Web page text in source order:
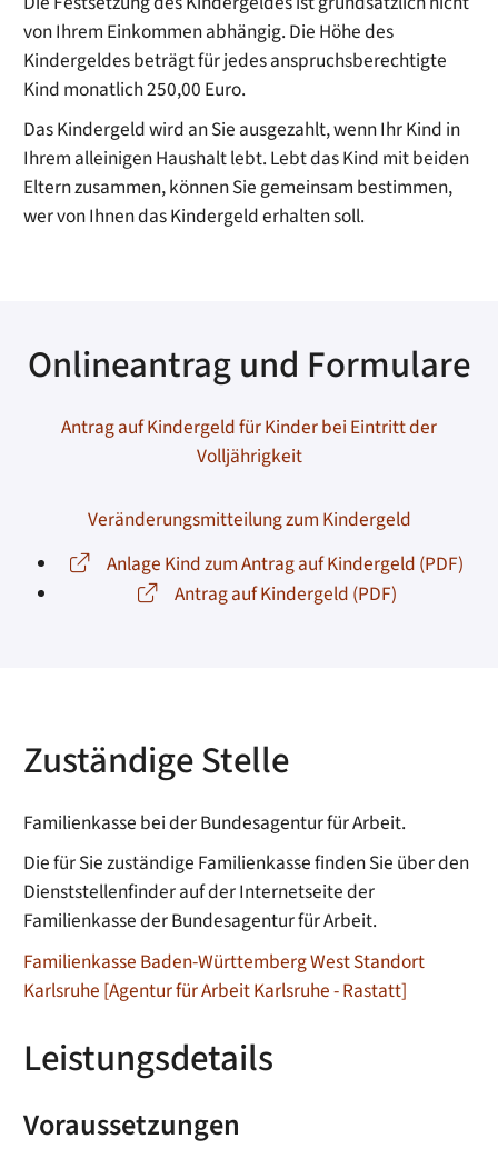
von Ihrem Einkommen abhängig. Die Höhe des
Kindergeldes beträgt für jedes anspruchsberechtigte
Kind monatlich 250,00 Euro.
Das Kindergeld wird an Sie ausgezahlt, wenn Ihr Kind in
Ihrem alleinigen Haushalt lebt. Lebt das Kind mit beiden
Eltern zusammen, können Sie gemeinsam bestimmen,
wer von Ihnen das Kindergeld erhalten soll.
Onlineantrag und Formulare
Antrag auf Kindergeld für Kinder bei Eintritt der
Volljährigkeit
Veränderungsmitteilung zum Kindergeld
Anlage Kind zum Antrag auf Kindergeld (PDF)
Antrag auf Kindergeld (PDF)
Zuständige Stelle
Familienkasse bei der Bundesagentur für Arbeit.
Die für Sie zuständige Familienkasse finden Sie über den
Dienststellenfinder auf der Internetseite der
Familienkasse der Bundesagentur für Arbeit.
Familienkasse Baden-Württemberg West Standort
Karlsruhe [Agentur für Arbeit Karlsruhe - Rastatt]
Leistungsdetails
Voraussetzungen